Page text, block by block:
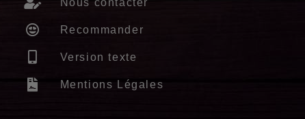
Recommander
Version texte
Mentions Légales